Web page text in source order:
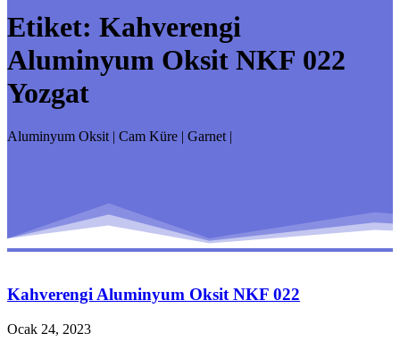
Etiket: Kahverengi
Aluminyum Oksit NKF 022
Yozgat
Aluminyum Oksit | Cam Küre | Garnet |
Kahverengi Aluminyum Oksit NKF 022
Ocak 24, 2023